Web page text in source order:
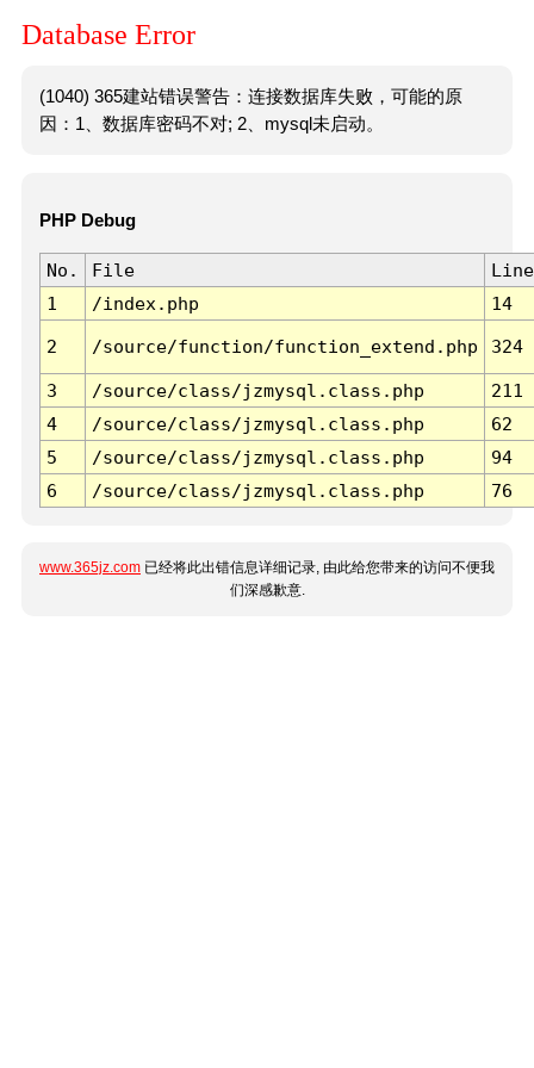
Database Error
(1040) 365建站错误警告：连接数据库失败，可能的原
因：1、数据库密码不对; 2、mysql未启动。
PHP Debug
No. File
Line
1
/index.php 14
2 /source/function/function_extend.php 324
3 /source/class/jzmysql.class.php
211
4
/source/class/jzmysql.class.php
62
5
/source/class/jzmysql.class.php
94
6
/source/class/jzmysql.class.php 76
www.365jz.com 已经将此出错信息详细记录, 由此给您带来的访问不便我
们深感歉意.